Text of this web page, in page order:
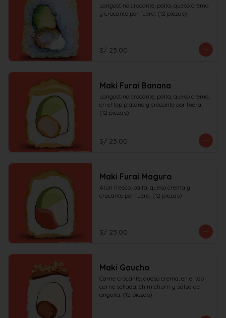
Langostino crocante, palta, queso crema
y crocante por fuera. (12 piezas)
S/ 23.00
Maki Furai Banana
Langostino crocante, palta, queso crema,
en el top plátano y crocante por fuera.
(12 piezas)
S/ 23.00
Maki Furai Maguro
Atún fresco, palta, queso crema y
crocante por fuera. (12 piezas)
S/ 23.00
Maki Gaucho
Carne crocante, queso crema, en el top
carne sellada, chimichurri y salsa de
anguila. (12 piezas)